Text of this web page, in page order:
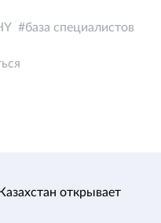
база специалистов
открывает